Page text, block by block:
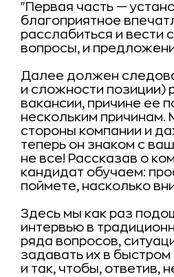
"Первая часть —
благоприятное
расслабиться и вести
вопросы, и
Далее должен
и сложности позиции)
вакансии, причине ее
нескольким
стороны компании и
теперь он знаком с
не все! Рассказав о
кандидат обучаем:
поймете, насколько
Здесь мы как раз
интервью в
ряда вопросов,
задавать их в
и так, чтобы, ответив,